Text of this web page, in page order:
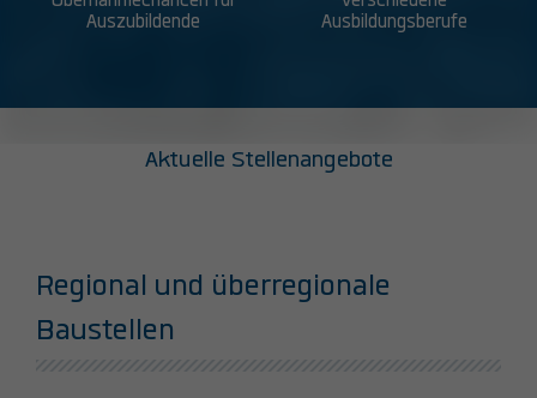
Auszubildende
Ausbildungsberufe
Aktuelle Stellenangebote
Regional und überregionale
Baustellen